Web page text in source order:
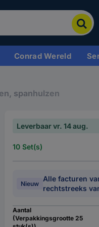
Conrad Wereld
spanhulzen
Leverbaar vr. 14 aug.
10 Set(s)
Nieuw
Alle facturen
rechtstreeks
Aantal
(Verpakkingsgrootte 25